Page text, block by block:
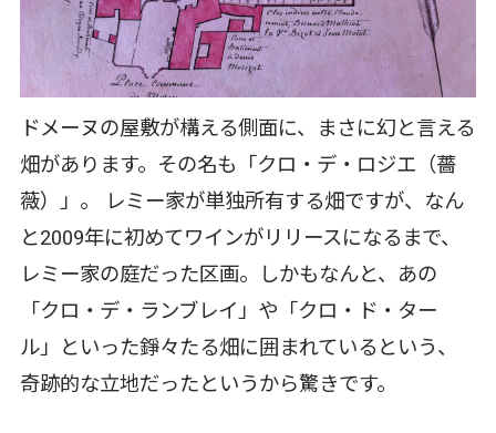
ドメーヌの屋敷が構える側面に、まさに幻と言える
畑があります。その名も「クロ・デ・ロジエ（薔
薇）」。 レミー家が単独所有する畑ですが、なん
と2009年に初めてワインがリリースになるまで、
レミー家の庭だった区画。しかもなんと、あの
「クロ・デ・ランブレイ」や「クロ・ド・ター
ル」といった錚々たる畑に囲まれているという、
奇跡的な立地だったというから驚きです。